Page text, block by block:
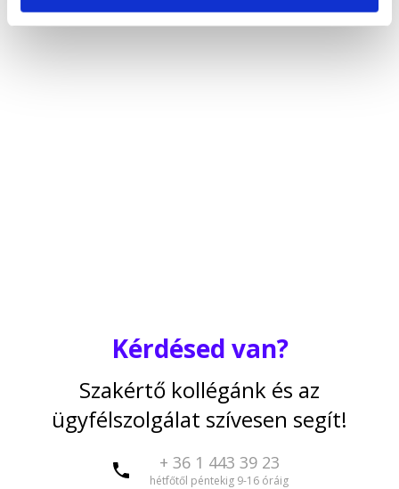
of their services.
Kérdésed van?
Szakértő kollégánk és az
ügyfélszolgálat szívesen segít!
+ 36 1 443 39 23
hétfőtől péntekig 9-16 óráig